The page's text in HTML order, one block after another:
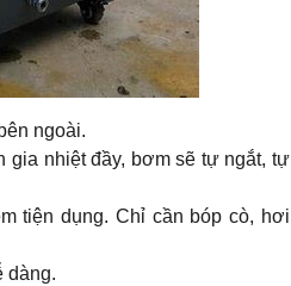
ngoài.
gia nhiệt đầy, bơm sẽ tự ngắt, tự
tiện dụng. Chỉ cần bóp cò, hơi
dàng.